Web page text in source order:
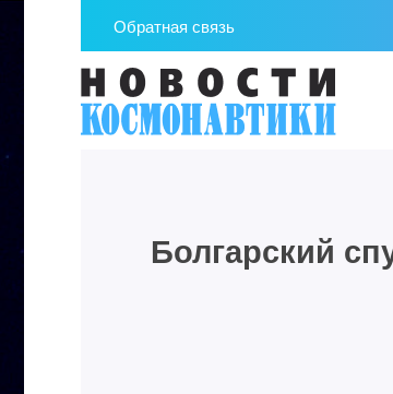
Обратная связь
Болгарский